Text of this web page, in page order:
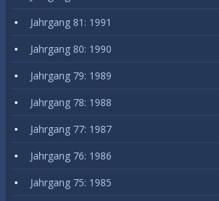
Jahrgang 81: 1991
Jahrgang 80: 1990
Jahrgang 79: 1989
Jahrgang 78: 1988
Jahrgang 77: 1987
Jahrgang 76: 1986
Jahrgang 75: 1985